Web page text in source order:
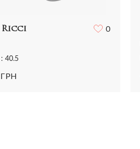
Ricci 0
40.5